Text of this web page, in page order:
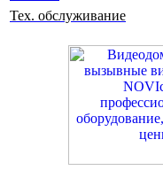
Тех. обслуживание